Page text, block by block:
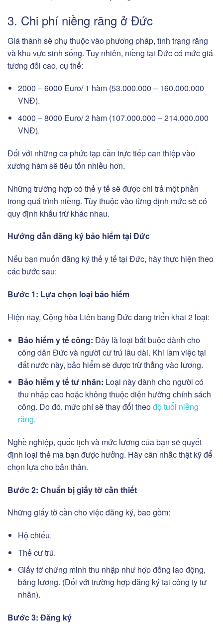
3. Chi phí niềng răng ở Đức
Giá thành sẽ phụ thuộc vào phương pháp, tình trạng răng
và khu vực sinh sống. Tuy nhiên, niềng tại Đức có mức giá
tương đối cao, cụ thể:
2000 – 6000 Euro/ 1 hàm (53.000.000 – 160.000.000
VNĐ).
4000 – 8000 Euro/ 2 hàm (107.000.000 – 214.000.000
VNĐ).
Đối với những ca phức tạp cần trực tiếp can thiệp vào
xương hàm sẽ tiêu tốn nhiều hơn.
Những trường hợp có thẻ y tế sẽ được chi trả một phần
trong quá trình niềng. Tùy thuộc vào từng định mức sẽ có
quy định khấu trừ khác nhau.
Hướng dẫn đăng ký bảo hiểm tại Đức
Nếu bạn muốn đăng ký thẻ y tế tại Đức, hãy thực hiện theo
các bước sau:
Bước 1: Lựa chọn loại bảo hiểm
Hiện nay, Cộng hòa Liên bang Đức đang triển khai 2 loại:
Bảo hiểm y tế công: Đây là loại bắt buộc dành cho
công dân Đức và người cư trú lâu dài. Khi làm việc tại
đất nước này, bảo hiểm sẽ được trừ thẳng vào lương.
Bảo hiểm y tế tư nhân: Loại này dành cho người có
thu nhập cao hoặc không thuộc diện hưởng chính sách
công. Do đó, mức phí sẽ thay đổi theođộ tuổi niềng
răng.
Nghề nghiệp, quốc tịch và mức lương của bạn sẽ quyết
định loại thẻ mà bạn được hưởng. Hãy cân nhắc thật kỹ để
chọn lựa cho bản thân.
Bước 2: Chuẩn bị giấy tờ cần thiết
Những giấy tờ cần cho việc đăng ký, bao gồm:
Hộ chiếu.
Thẻ cư trú.
Giấy tờ chứng minh thu nhập như hợp đồng lao động,
bảng lương. (Đối với trường hợp đăng ký tại công ty tư
nhân).
Bước 3: Đăng ký